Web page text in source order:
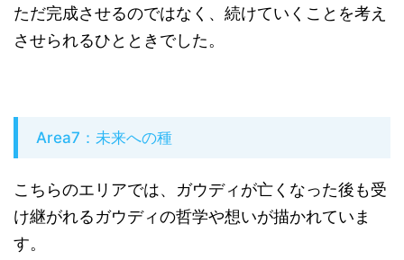
ただ完成させるのではなく、続けていくことを考え
させられるひとときでした。
Area7：未来への種
こちらのエリアでは、ガウディが亡くなった後も受
け継がれるガウディの哲学や想いが描かれていま
す。